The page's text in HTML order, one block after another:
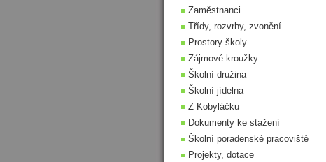
Zaměstnanci
Třídy, rozvrhy, zvonění
Prostory školy
Zájmové kroužky
Školní družina
Školní jídelna
Z Kobyláčku
Dokumenty ke stažení
Školní poradenské pracoviště
Projekty, dotace